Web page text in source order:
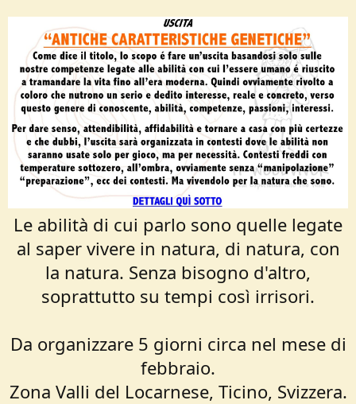
Le abilità di cui parlo sono quelle legate
al saper vivere in natura, di natura, con
la natura. Senza bisogno d'altro,
soprattutto su tempi così irrisori.
Da organizzare 5 giorni circa nel mese di
febbraio.
Zona Valli del Locarnese, Ticino, Svizzera.